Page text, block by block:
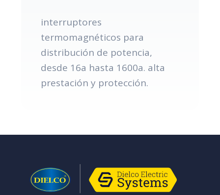
interruptores
termomagnéticos para
distribución de potencia,
desde 16a hasta 1600a. alta
prestación y protección.